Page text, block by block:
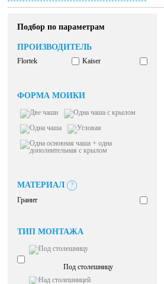
Подбор по параметрам
ПРОИЗВОДИТЕЛЬ
Flortek Kaiser
ФОРМА МОЙКИ
МАТЕРИАЛ
?
Гранит
ТИП МОНТАЖА
Под столешницу